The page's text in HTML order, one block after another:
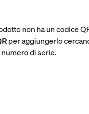
non ha un codice
per aggiungerlo
di serie.